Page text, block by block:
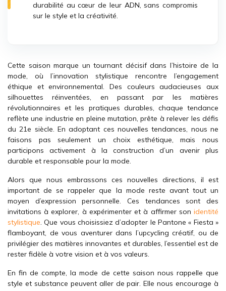
durabilité au cœur de leur ADN, sans compromis
sur le style et la créativité.
Cette saison marque un tournant décisif dans l’histoire de la
mode, où l’innovation stylistique rencontre l’engagement
éthique et environnemental. Des couleurs audacieuses aux
silhouettes réinventées, en passant par les matières
révolutionnaires et les pratiques durables, chaque tendance
reflète une industrie en pleine mutation, prête à relever les défis
du 21e siècle. En adoptant ces nouvelles tendances, nous ne
faisons pas seulement un choix esthétique, mais nous
participons activement à la construction d’un avenir plus
durable et responsable pour la mode.
Alors que nous embrassons ces nouvelles directions, il est
important de se rappeler que la mode reste avant tout un
moyen d’expression personnelle. Ces tendances sont des
invitations à explorer, à expérimenter et à affirmer son identité
stylistique. Que vous choisissiez d’adopter le Pantone « Fiesta »
flamboyant, de vous aventurer dans l’upcycling créatif, ou de
privilégier des matières innovantes et durables, l’essentiel est de
rester fidèle à votre vision et à vos valeurs.
En fin de compte, la mode de cette saison nous rappelle que
style et substance peuvent aller de pair. Elle nous encourage à